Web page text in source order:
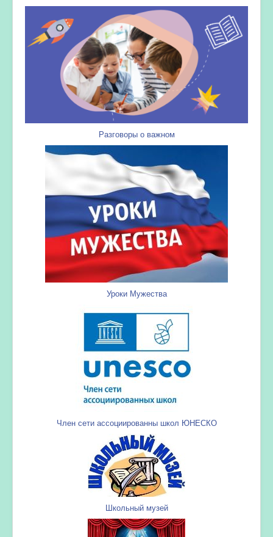
Разговоры о важном
Уроки Мужества
Член сети ассоциированны школ ЮНЕСКО
Школьный музей